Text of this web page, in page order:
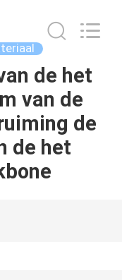
de het
van de
de
de het